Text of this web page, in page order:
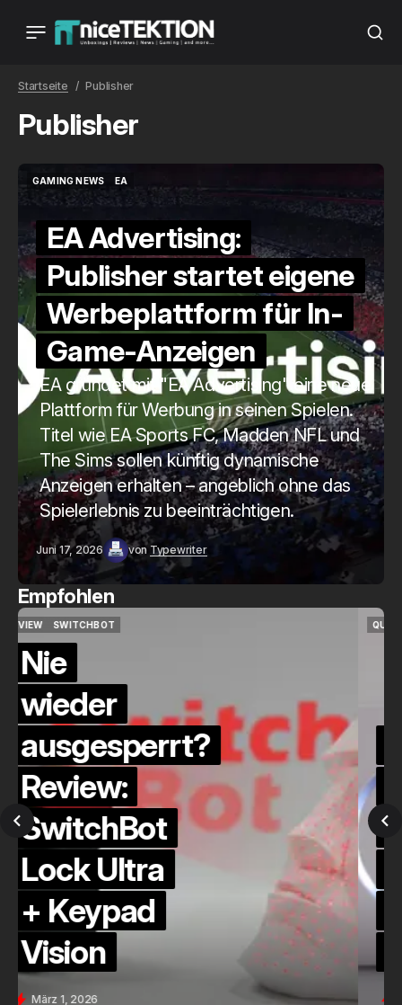
Startseite Publisher
Publisher
GAMING NEWS
GAMING NEWS
EA
EA Advertising:
Publisher startet eigene
Werbeplattform für In-
Game-Anzeigen
EA gründet mit "EA Advertising" eine neue
Plattform für Werbung in seinen Spielen.
Titel wie EA Sports FC, Madden NFL und
The Sims sollen künftig dynamische
Anzeigen erhalten – angeblich ohne das
Spielerlebnis zu beeinträchtigen.
Juni 17, 2026 von Typewriter
Empfohlen
QUICKCHECK
Die Alexa-
Alternative?
QuickCheck:
Home
Assistant
Voice (PE)
Feb. 9, 2026